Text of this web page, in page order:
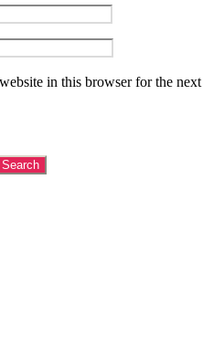
in this browser for the next